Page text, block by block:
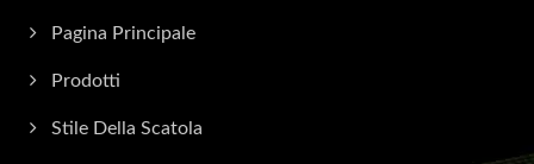
Pagina Principale
Prodotti
Stile Della Scatola